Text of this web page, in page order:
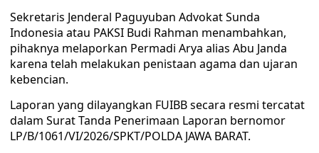
Sekretaris Jenderal Paguyuban Advokat Sunda
Indonesia atau PAKSI Budi Rahman menambahkan,
pihaknya melaporkan Permadi Arya alias Abu Janda
karena telah melakukan penistaan agama dan ujaran
kebencian.
Laporan yang dilayangkan FUIBB secara resmi tercatat
dalam Surat Tanda Penerimaan Laporan bernomor
LP/B/1061/VI/2026/SPKT/POLDA JAWA BARAT.